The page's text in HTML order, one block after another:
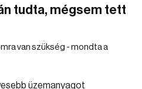
tudta, mégsem tett
van szükség - mondta a